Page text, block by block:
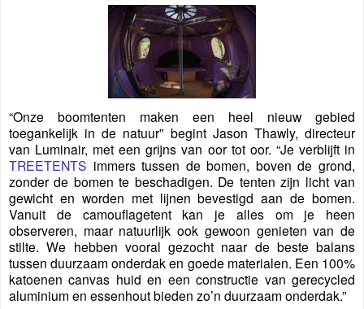
“Onze boomtenten maken een heel nieuw gebied
toegankelijk in de natuur” begint Jason Thawly, directeur
van Luminair, met een grijns van oor tot oor. “Je verblijft in
TREETENTS immers tussen de bomen, boven de grond,
zonder de bomen te beschadigen. De tenten zijn licht van
gewicht en worden met lijnen bevestigd aan de bomen.
Vanuit de camouflagetent kan je alles om je heen
observeren, maar natuurlijk ook gewoon genieten van de
stilte. We hebben vooral gezocht naar de beste balans
tussen duurzaam onderdak en goede materialen. Een 100%
katoenen canvas huid en een constructie van gerecycled
aluminium en essenhout bieden zo’n duurzaam onderdak.”